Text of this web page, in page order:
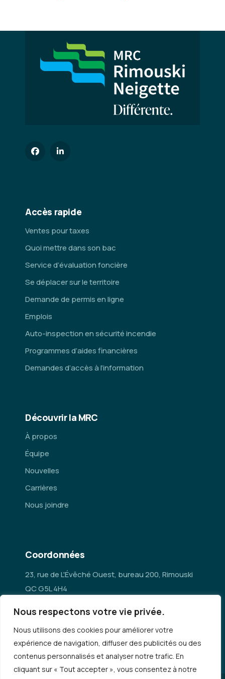
Nous respectons votre vie privée.
Nous utilisons des cookies pour améliorer votre
expérience de navigation, diffuser des publicités ou des
contenus personnalisés et analyser notre trafic. En
cliquant sur « Tout accepter », vous consentez à notre
Accès rapide
Ventes pour taxes
Quoi mettre dans son bac
Service d’évaluation foncière
Se déplacer sur le territoire
Demande de permis en ligne
Emplois
Auto-inspection en sécurité incendie
Programmes d’aides financières
Demandes d’accès à l’information
Découvrir la MRC
À propos
Équipe
Nouvelles
Carrières
Nous joindre
Coordonnées
23, rue de L'Évêché Ouest, bureau 200, Rimouski
QC G5L 4H4
administration@mrc-rn.ca
418 724-5154